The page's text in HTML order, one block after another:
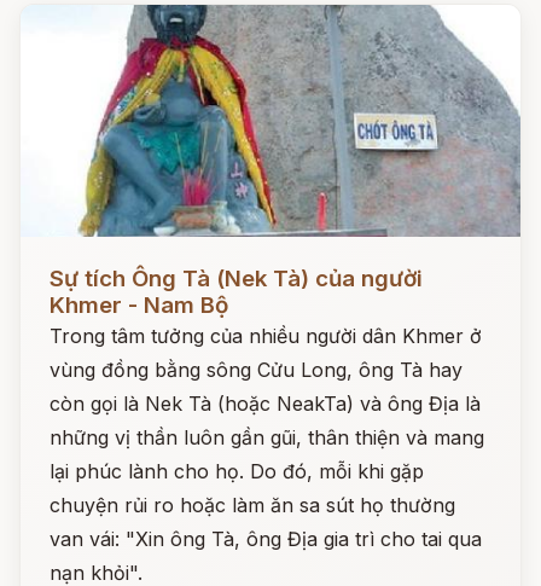
Sự tích Ông Tà (Nek Tà) của người
Khmer - Nam Bộ
Trong tâm tưởng của nhiều người dân Khmer ở
vùng đồng bằng sông Cửu Long, ông Tà hay
còn gọi là Nek Tà (hoặc NeakTa) và ông Địa là
những vị thần luôn gần gũi, thân thiện và mang
lại phúc lành cho họ. Do đó, mỗi khi gặp
chuyện rủi ro hoặc làm ăn sa sút họ thường
van vái: "Xin ông Tà, ông Địa gia trì cho tai qua
nạn khỏi".